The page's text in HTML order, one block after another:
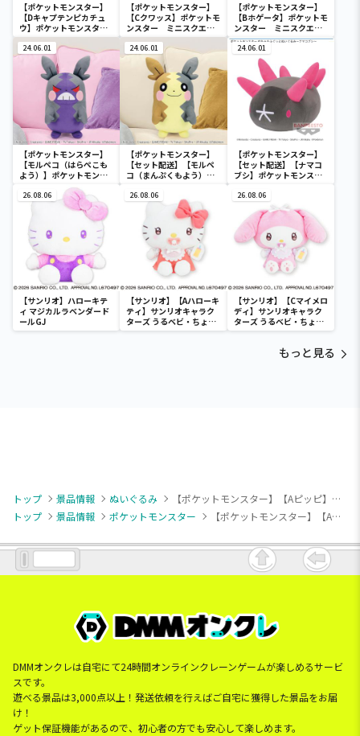
【ポケットモンスター】
【Dキャプテンピカチュ
ウ】ポケットモンスタ
ー ミニスクエアポーチ
【ポケットモンスター】
【Cクワッス】ポケットモ
ンスター ミニスクエア
ポーチ
【ポケットモンスター】
【Bホゲータ】ポケットモ
ンスター ミニスクエア
ポーチ
24.06.01
【ポケットモンスター】
【モルペコ（はらぺこも
よう）】ポケットモンス
ター めちゃもふぐっとぬ
いぐるみ～モルペコ（は
らぺこもよう）～
24.06.01
【ポケットモンスター】
【セット配送】【モルペ
コ（まんぷくもよう）】
ゃもふぐっとぬいぐるみ
～モルペコ（まんぷくも
24.06.01
【ポケットモンスター】
【セット配送】【ナマコ
ブシ】ポケットモンスタ
ぐるみ～ナマコブシ～
26.08.06
【サンリオ】ハローキテ
ィ マジカルラベンダード
ールGJ
26.08.06
【サンリオ】【Aハローキ
ティ】サンリオキャラク
ターズ うるベビ・ちょい
デカドール
26.08.06
【サンリオ】【Cマイメロ
ディ】サンリオキャラク
ターズ うるベビ・ちょい
デカドール
もっと見る
トップ 景品情報 ぬいぐるみ
【ポケットモンスター】【Aピッピ】ポケットモンスター ぐらぶらりんぬいぐるみ～ピッピ・コダック・ホゲータ～
トップ
景品情報 ポケットモンスター 【ポケットモンスター】【Aピッピ】ポケットモンスター ぐらぶらりんぬいぐるみ～ピッピ・コダック・ホゲータ～
DMMオンクレは自宅にて24時間オンラインクレーンゲームが楽しめるサービ
スです。
遊べる景品は3,000点以上！発送依頼を行えばご自宅に獲得した景品をお届
け！
ゲット保証機能があるので、初心者の方でも安心して楽しめます。